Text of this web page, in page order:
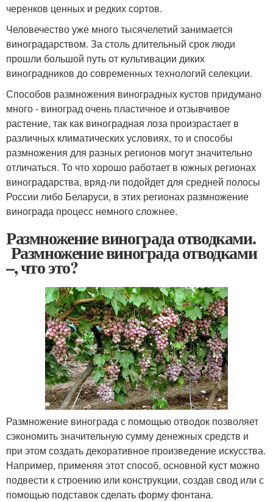
черенков ценных и редких сортов.
Человечество уже много тысячелетий занимается
виноградарством. За столь длительный срок люди
прошли большой путь от культивации диких
виноградников до современных технологий селекции.
Способов размножения виноградных кустов придумано
много - виноград очень пластичное и отзывчивое
растение, так как виноградная лоза произрастает в
различных климатических условиях, то и способы
размножения для разных регионов могут значительно
отличаться. То что хорошо работает в южных регионах
виноградарства, вряд-ли подойдет для средней полосы
России либо Беларуси, в этих регионах размножение
винограда процесс немного сложнее.
Размножение винограда отводками.
Размножение винограда отводками
–, что это?
Размножение винограда с помощью отводок позволяет
сэкономить значительную сумму денежных средств и
при этом создать декоративное произведение искусства.
Например, применяя этот способ, основной куст можно
подвести к строению или конструкции, создав свод или с
помощью подставок сделать форму фонтана.